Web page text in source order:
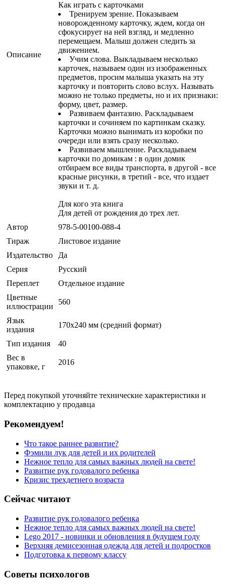
Описание
Как играть с карточками
Тренируем зрение. Показываем
новорожденному карточку, ждем, когда он
сфокусирует на ней взгляд, и медленно
перемещаем. Малыш должен следить за
движением.
Учим слова. Выкладываем несколько
карточек, называем один из изображенных
предметов, просим малыша указать на эту
карточку и повторить слово вслух. Называть
можно не только предметы, но и их признаки:
форму, цвет, размер.
Развиваем фантазию. Раскладываем
карточки и сочиняем по картинкам сказку.
Карточки можно вынимать из коробки по
очереди или взять сразу несколько.
Развиваем мышление. Раскладываем
карточки по домикам : в один домик
отбираем все виды транспорта, в другой - все
красные рисунки, в третий - все, что издает
звуки и т. д.
Для кого эта книга
Для детей от рождения до трех лет.
Автор
978-5-00100-088-4
Тираж
Листовое издание
Издательство
Да
Серия
Русский
Переплет
Отдельное издание
Цветные
иллюстрации
560
Язык
издания
170x240 мм (средний формат)
Тип издания
40
Вес в
упаковке, г
2016
Перед покупкой уточняйте технические характеристики и
комплектацию у продавца
Рекомендуем!
Что такое раннее развитие?
Фэмили лук для детей и их родителей
Нежное тепло для самых важных людей на свете!
Развитие рук годовалого ребенка
Кризис трехдетнего возраста
Сейчас читают
Развитие рук годовалого ребенка
Нежное тепло для самых важных людей на свете!
Lego 2017 - новинки и обновления в будущем году
Верхняя демисезонная одежда для детей и подростков
Подготовка к первому классу
Советы психологов